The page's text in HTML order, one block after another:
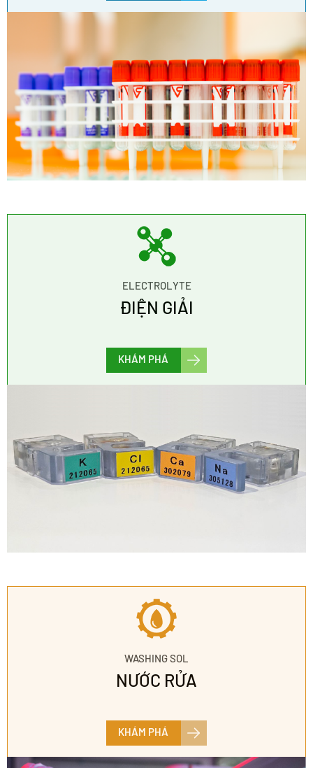
ELECTROLYTE
ĐIỆN GIẢI
KHÁM PHÁ
WASHING SOL
NƯỚC RỬA
KHÁM PHÁ